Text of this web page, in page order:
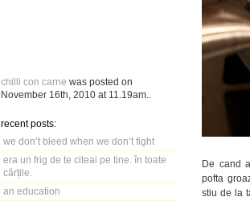
chilli con carne was posted on
November 16th, 2010 at 11.19am
recent posts:
we don’t bleed when we don’t fight
era un frig de te citeai pe tine. în toate
cărțile.
an education
De cand
pofta
stiu de la